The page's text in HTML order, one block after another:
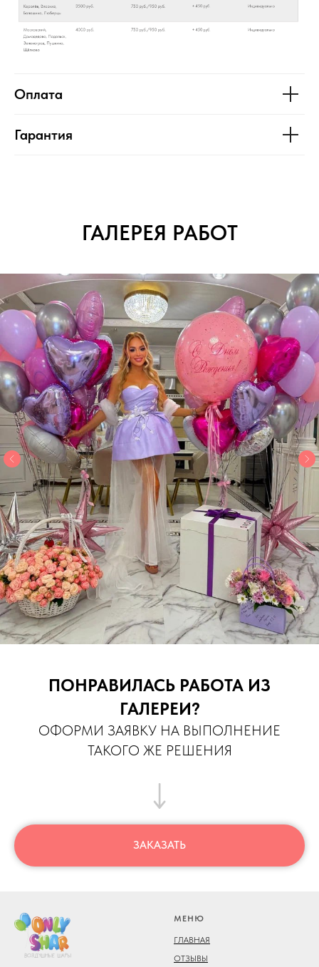
Оплата
Гарантия
ГАЛЕРЕЯ РАБОТ
ПОНРАВИЛАСЬ РАБОТА ИЗ
ГАЛЕРЕИ?
ОФОРМИ ЗАЯВКУ НА ВЫПОЛНЕНИЕ
ТАКОГО ЖЕ РЕШЕНИЯ
ЗАКАЗАТЬ
МЕНЮ
ГЛАВНАЯ
ОТЗЫВЫ